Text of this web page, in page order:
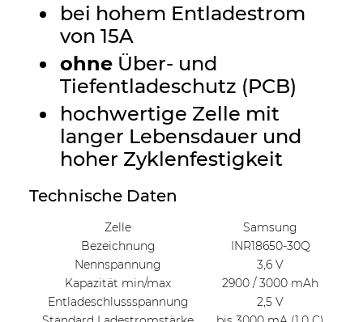
bei hohem Entladestrom
von 15A
ohne Über- und
Tiefentladeschutz (PCB)
hochwertige Zelle mit
langer Lebensdauer und
hoher Zyklenfestigkeit
Technische Daten
Zelle
Samsung
Bezeichnung
INR18650-30Q
Nennspannung
3,6 V
Kapazität min/max
2900 / 3000 mAh
Entladeschlussspannung
2,5 V